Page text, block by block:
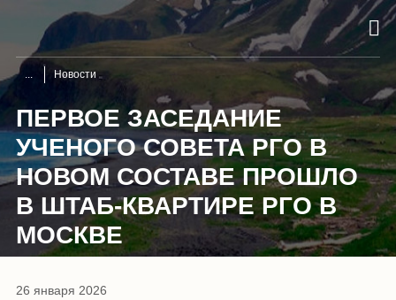
Новости
ПЕРВОЕ ЗАСЕДАНИЕ
УЧЕНОГО СОВЕТА РГО В
НОВОМ СОСТАВЕ ПРОШЛО
В ШТАБ-КВАРТИРЕ РГО В
МОСКВЕ
26 января 2026